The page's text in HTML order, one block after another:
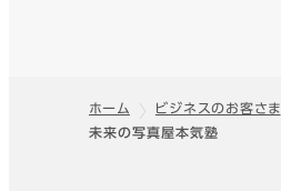
フッター
ホーム ビジネスのお客さま
未来の写真屋本気塾